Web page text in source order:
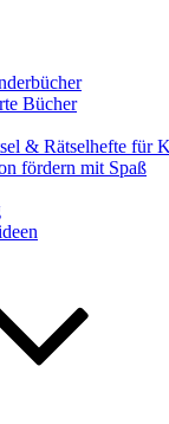
Bücher
& Rätselhefte für
fördern mit Spaß